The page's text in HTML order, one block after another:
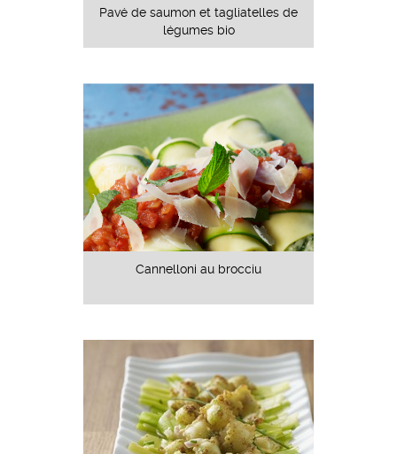
Pavé de saumon et tagliatelles de
légumes bio
Cannelloni au brocciu